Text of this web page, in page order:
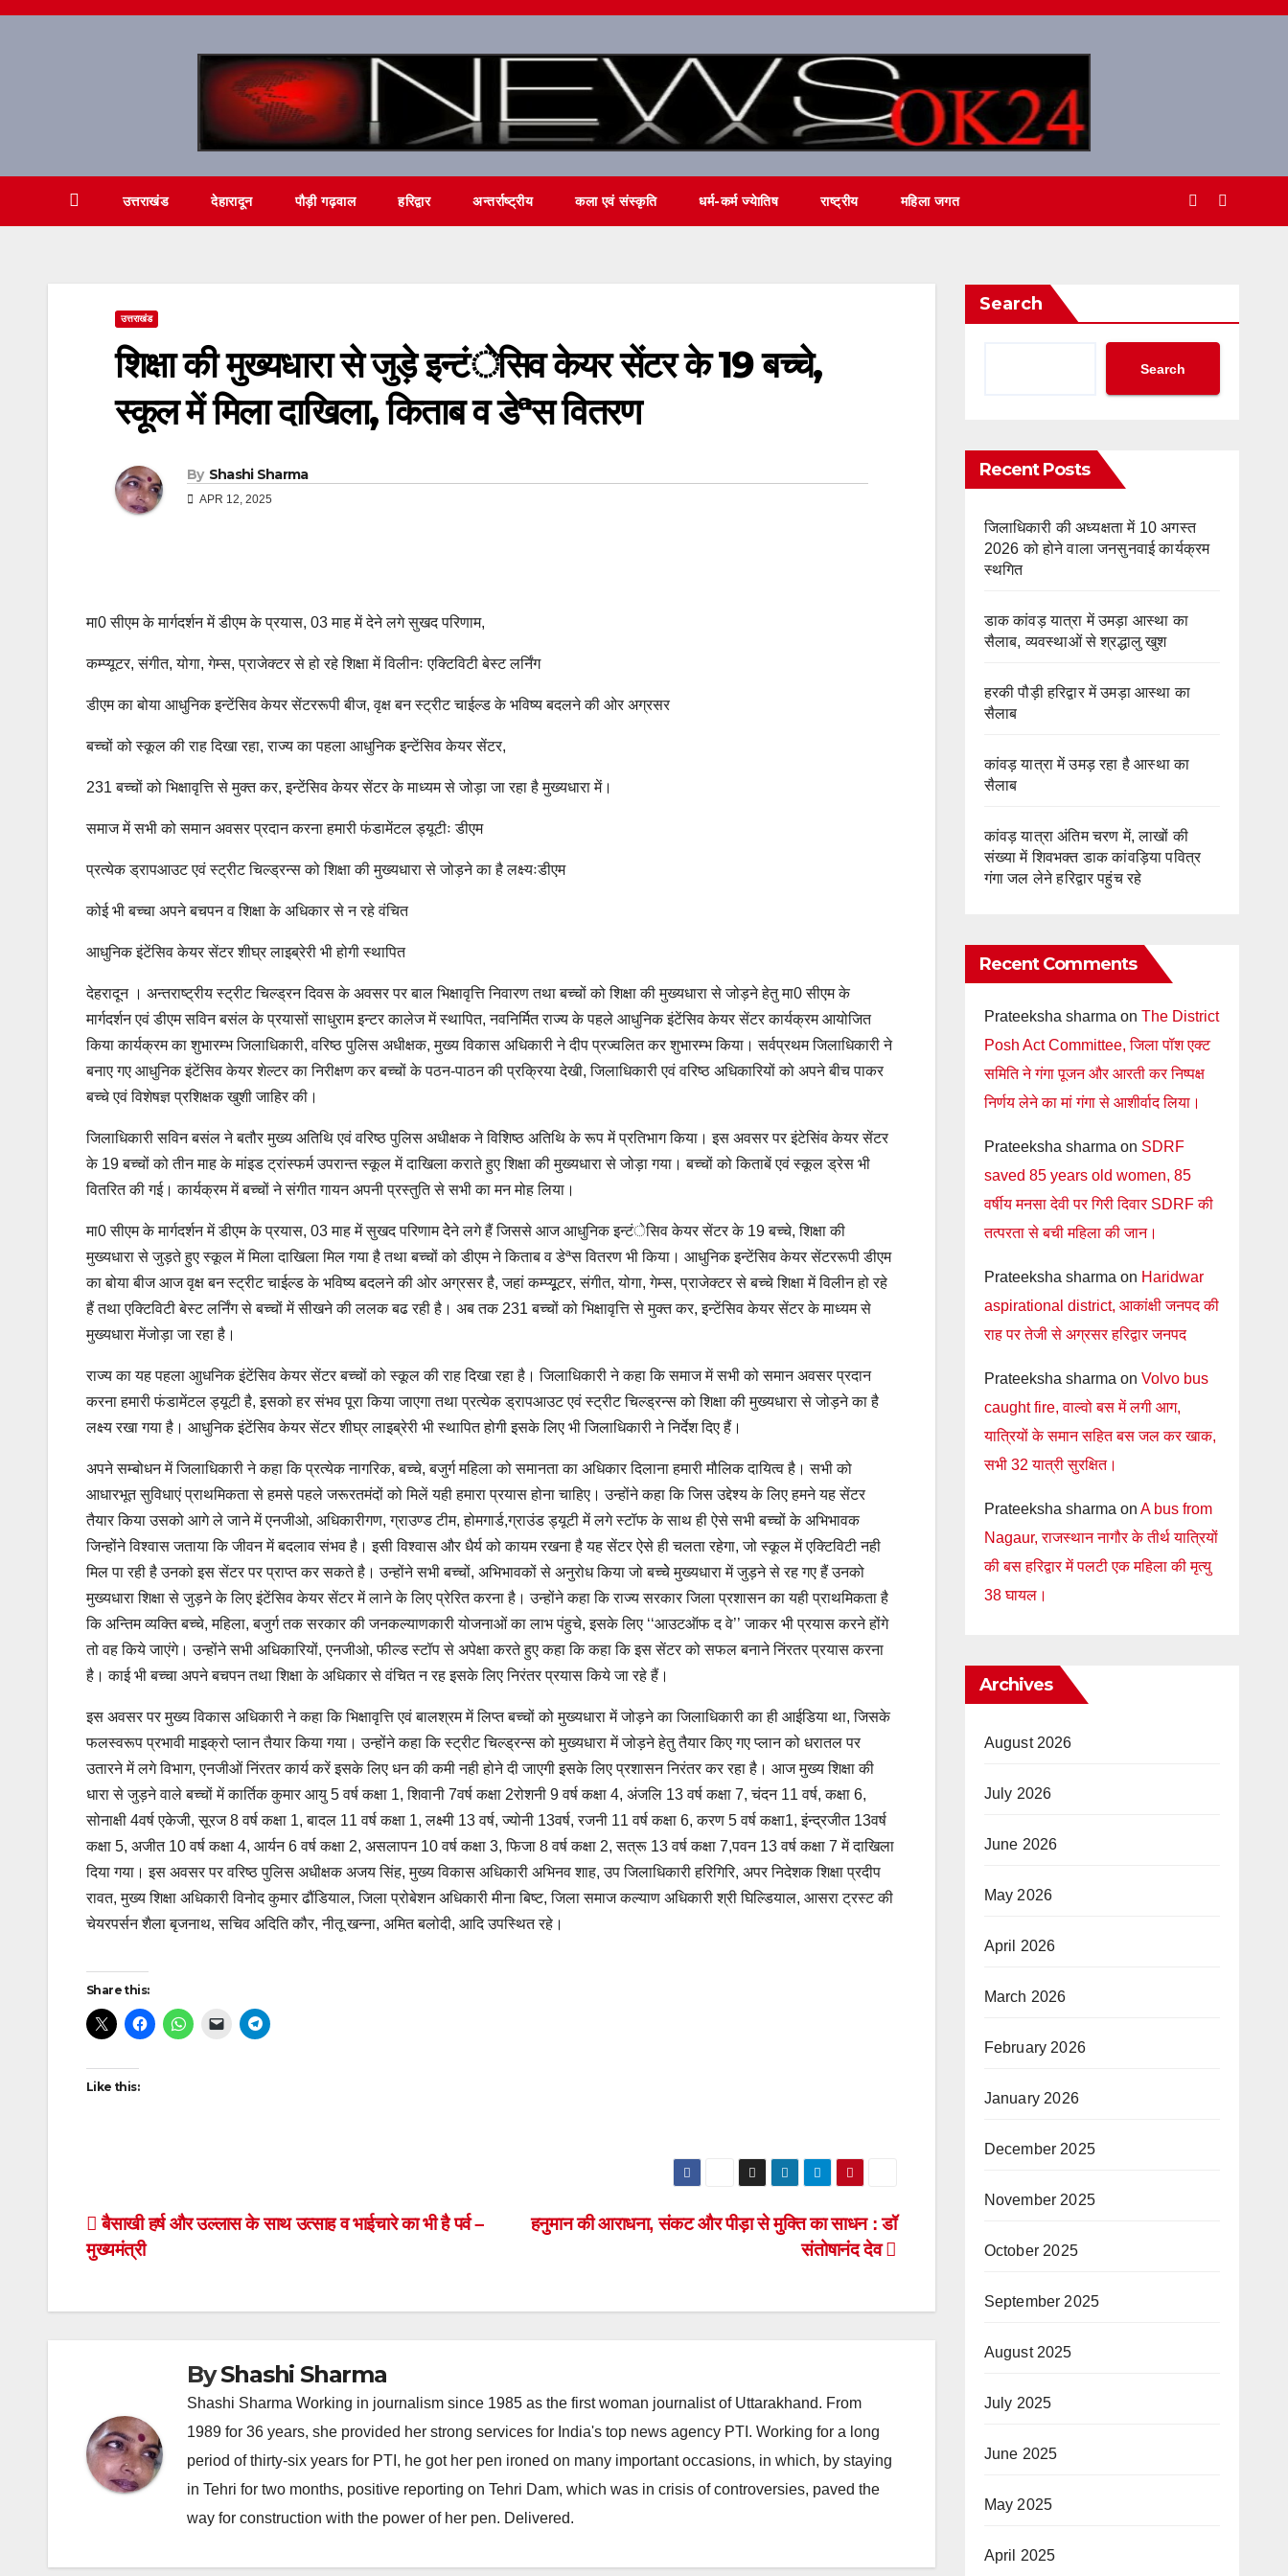
Skip
उत्तराखंड देहारादून पौड़ी गढ़वाल हरिद्वार अन्तर्राष्ट्रीय कला एवं संस्कृति धर्म-कर्म ज्येातिष राष्ट्रीय महिला जगत
उत्तराखंड
शिक्षा की मुख्यधारा से जुड़े इन्टंेसिव केयर सेंटर के 19 बच्चे,
स्कूल में मिला दाखिला, किताब व डेªस वितरण
By Shashi Sharma
APR 12, 2025
मा0 सीएम के मार्गदर्शन में डीएम के प्रयास, 03 माह में देने लगे सुखद परिणाम,
कम्प्यूटर, संगीत, योगा, गेम्स, प्राजेक्टर से हो रहे शिक्षा में विलीनः एक्टिविटी बेस्ट लर्निंग
डीएम का बोया आधुनिक इन्टेंसिव केयर सेंटररूपी बीज, वृक्ष बन स्ट्रीट चाईल्ड के भविष्य बदलने की ओर अग्रसर
बच्चों को स्कूल की राह दिखा रहा, राज्य का पहला आधुनिक इन्टेंसिव केयर सेंटर,
231 बच्चों को भिक्षावृत्ति से मुक्त कर, इन्टेंसिव केयर सेंटर के माध्यम से जोड़ा जा रहा है मुख्यधारा में।
समाज में सभी को समान अवसर प्रदान करना हमारी फंडामेंटल ड्यूटीः डीएम
प्रत्येक ड्रापआउट एवं स्ट्रीट चिल्ड्रन्स को शिक्षा की मुख्यधारा से जोड़ने का है लक्ष्यःडीएम
कोई भी बच्चा अपने बचपन व शिक्षा के अधिकार से न रहे वंचित
आधुनिक इंटेंसिव केयर सेंटर शीघ्र लाइब्रेरी भी होगी स्थापित
देहरादून । अन्तराष्ट्रीय स्ट्रीट चिल्ड्रन दिवस के अवसर पर बाल भिक्षावृत्ति निवारण तथा बच्चों को शिक्षा की मुख्यधारा से जोड़ने हेतु मा0 सीएम के
मार्गदर्शन एवं डीएम सविन बसंल के प्रयासों साधुराम इन्टर कालेज में स्थापित, नवनिर्मित राज्य के पहले आधुनिक इंटेंसिव केयर सेंटर कार्यक्रम आयोजित
किया कार्यक्रम का शुभारम्भ जिलाधिकारी, वरिष्ठ पुलिस अधीक्षक, मुख्य विकास अधिकारी ने दीप प्रज्वलित कर शुभारम्भ किया। सर्वप्रथम जिलाधिकारी ने
बनाए गए आधुनिक इंटेंसिव केयर शेल्टर का निरीक्षण कर बच्चों के पठन-पाठन की प्रक्रिया देखी, जिलाधिकारी एवं वरिष्ठ अधिकारियों को अपने बीच पाकर
बच्चे एवं विशेषज्ञ प्रशिक्षक खुशी जाहिर की।
जिलाधिकारी सविन बसंल ने बतौर मुख्य अतिथि एवं वरिष्ठ पुलिस अधीक्षक ने विशिष्ठ अतिथि के रूप में प्रतिभाग किया। इस अवसर पर इंटेसिंव केयर सेंटर
के 19 बच्चों को तीन माह के मांइड ट्रांस्फर्म उपरान्त स्कूल में दाखिला कराते हुए शिक्षा की मुख्यधारा से जोड़ा गया। बच्चों को किताबें एवं स्कूल ड्रेस भी
वितरित की गई। कार्यक्रम में बच्चों ने संगीत गायन अपनी प्रस्तुति से सभी का मन मोह लिया।
मा0 सीएम के मार्गदर्शन में डीएम के प्रयास, 03 माह में सुखद परिणाम देेने लगे हैं जिससे आज आधुनिक इन्टंेसिव केयर सेंटर के 19 बच्चे, शिक्षा की
मुख्यधारा से जुड़ते हुए स्कूल में मिला दाखिला मिल गया है तथा बच्चों को डीएम ने किताब व डेªस वितरण भी किया। आधुनिक इन्टेंसिव केयर सेंटररूपी डीएम
का बोया बीज आज वृक्ष बन स्ट्रीट चाईल्ड के भविष्य बदलने की ओर अग्रसर है, जहां कम्प्यूूटर, संगीत, योगा, गेम्स, प्राजेक्टर से बच्चे शिक्षा में विलीन हो रहे
हैं तथा एक्टिविटी बेस्ट लर्निंग से बच्चों में सीखने की ललक बढ रही है। अब तक 231 बच्चों को भिक्षावृत्ति से मुक्त कर, इन्टेंसिव केयर सेंटर के माध्यम से
मुख्यधारा मेंजोड़ा जा रहा है।
राज्य का यह पहला आुधनिक इंटेंसिव केयर सेंटर बच्चों को स्कूल की राह दिखा रहा है। जिलाधिकारी ने कहा कि समाज में सभी को समान अवसर प्रदान
करना हमारी फंडामेंटल ड्यूटी है, इसको हर संभव पूरा किया जाएगा तथा प्रत्येक ड्रापआउट एवं स्ट्रीट चिल्ड्रन्स को शिक्षा की मुख्यधारा से जोड़ने का है
लक्ष्य रखा गया है। आधुनिक इंटेंसिव केयर सेंटर शीघ्र लाइब्रेरी भी स्थापित होगी इसके लिए भी जिलाधिकारी ने निर्देश दिए हैं।
अपने सम्बोधन में जिलाधिकारी ने कहा कि प्रत्येक नागरिक, बच्चे, बजुर्ग महिला को समानता का अधिकार दिलाना हमारी मौलिक दायित्व है। सभी को
आधारभूत सुविधाएं प्राथमिकता से हमसे पहले जरूरतमंदों को मिलें यही हमारा प्रयास होना चाहिए। उन्होंने कहा कि जिस उद्देश्य के लिए हमने यह सेंटर
तैयार किया उसको आगे ले जाने में एनजीओ, अधिकारीगण, ग्राउण्ड टीम, होमगार्ड,ग्राउंड ड्यूटी में लगे स्टॉफ के साथ ही ऐसे सभी बच्चों के अभिभावक
जिन्होंने विश्वास जताया कि जीवन में बदलाव संभव है। इसी विश्वास और धैर्य को कायम रखना है यह सेंटर ऐसे ही चलता रहेगा, जो स्कूल में एक्टिविटी नही
मिल पा रही है उनको इस सेंटर पर प्राप्त कर सकते है। उन्होंने सभी बच्चों, अभिभावकों से अनुरोध किया जो बच्चेे मुख्यधारा में जुड़ने से रह गए हैं उनको
मुख्यधारा शिक्षा से जुड़ने के लिए इंटेंसिव केयर सेंटर में लाने के लिए प्रेरित करना है। उन्होंने कहा कि राज्य सरकार जिला प्रशासन का यही प्राथमिकता है
कि अन्तिम व्यक्ति बच्चे, महिला, बजुर्ग तक सरकार की जनकल्याणकारी योजनाओं का लाभ पंहुचे, इसके लिए ‘‘आउटऑफ द वे’’ जाकर भी प्रयास करने होंगे
तो वह किये जाएंगे। उन्होंने सभी अधिकारियों, एनजीओ, फील्ड स्टॉप से अपेक्षा करते हुए कहा कि कहा कि इस सेंटर को सफल बनाने निंरतर प्रयास करना
है। काई भी बच्चा अपने बचपन तथा शिक्षा के अधिकार से वंचित न रह इसके लिए निरंतर प्रयास किये जा रहे हैं।
इस अवसर पर मुख्य विकास अधिकारी ने कहा कि भिक्षावृत्ति एवं बालश्रम में लिप्त बच्चों को मुख्यधारा में जोड़ने का जिलाधिकारी का ही आईडिया था, जिसके
फलस्वरूप प्रभावी माइक्रो प्लान तैयार किया गया। उन्होंने कहा कि स्ट्रीट चिल्ड्रन्स को मुख्यधारा में जोड़ने हेतु तैयार किए गए प्लान को धरातल पर
उतारने में लगे विभाग, एनजीओं निंरतर कार्य करें इसके लिए धन की कमी नही होने दी जाएगी इसके लिए प्रशासन निरंतर कर रहा है। आज मुख्य शिक्षा की
धारा से जुड़ने वाले बच्चों में कार्तिक कुमार आयु 5 वर्ष कक्षा 1, शिवानी 7वर्ष कक्षा 2रोशनी 9 वर्ष कक्षा 4, अंजलि 13 वर्ष कक्षा 7, चंदन 11 वर्ष, कक्षा 6,
सोनाक्षी 4वर्ष एकेजी, सूरज 8 वर्ष कक्षा 1, बादल 11 वर्ष कक्षा 1, लक्ष्मी 13 वर्ष, ज्योनी 13वर्ष, रजनी 11 वर्ष कक्षा 6, करण 5 वर्ष कक्षा1, इंन्द्रजीत 13वर्ष
कक्षा 5, अजीत 10 वर्ष कक्षा 4, आर्यन 6 वर्ष कक्षा 2, असलापन 10 वर्ष कक्षा 3, फिजा 8 वर्ष कक्षा 2, सत्रू 13 वर्ष कक्षा 7,पवन 13 वर्ष कक्षा 7 में दाखिला
दिया गया। इस अवसर पर वरिष्ठ पुलिस अधीक्षक अजय सिंह, मुख्य विकास अधिकारी अभिनव शाह, उप जिलाधिकारी हरिगिरि, अपर निदेशक शिक्षा प्रदीप
रावत, मुख्य शिक्षा अधिकारी विनोद कुमार ढौंडियाल, जिला प्रोबेशन अधिकारी मीना बिष्ट, जिला समाज कल्याण अधिकारी श्री घिल्डियाल, आसरा ट्रस्ट की
चेयरपर्सन शैला बृजनाथ, सचिव अदिति कौर, नीतू खन्ना, अमित बलोदी, आदि उपस्थित रहे।
Continue
Reading
Share this:
Like this:
Post
navigation
हनुमान की आराधना, संकट और पीड़ा से मुक्ति का साधन : डॉ
संतोषानंद देव
बैसाखी हर्ष और उल्लास के साथ उत्साह व भाईचारे का भी है पर्व –
मुख्यमंत्री
ByShashi Sharma
Shashi Sharma Working in journalism since 1985 as the first woman journalist of Uttarakhand. From
1989 for 36 years, she provided her strong services for India's top news agency PTI. Working for a long
period of thirty-six years for PTI, he got her pen ironed on many important occasions, in which, by staying
in Tehri for two months, positive reporting on Tehri Dam, which was in crisis of controversies, paved the
way for construction with the power of her pen. Delivered.
Search
Search
Recent Posts
जिलाधिकारी की अध्यक्षता में 10 अगस्त
2026 को होने वाला जनसुनवाई कार्यक्रम
स्थगित
डाक कांवड़ यात्रा में उमड़ा आस्था का
सैलाब, व्यवस्थाओं से श्रद्धालु खुश
हरकी पौड़ी हरिद्वार में उमड़ा आस्था का
सैलाब
कांवड़ यात्रा में उमड़ रहा है आस्था का
सैलाब
कांवड़ यात्रा अंतिम चरण में, लाखों की
संख्या में शिवभक्त डाक कांवड़िया पवित्र
गंगा जल लेने हरिद्वार पहुंच रहे
Recent Comments
Prateeksha sharma on The District
Posh Act Committee, जिला पॉश एक्ट
समिति ने गंगा पूजन और आरती कर निष्पक्ष
निर्णय लेने का मां गंगा से आशीर्वाद लिया।
Prateeksha sharma on SDRF
saved 85 years old women, 85
वर्षीय मनसा देवी पर गिरी दिवार SDRF की
तत्परता से बची महिला की जान।
Prateeksha sharma on Haridwar
aspirational district, आकांक्षी जनपद की
राह पर तेजी से अग्रसर हरिद्वार जनपद
Prateeksha sharma on Volvo bus
caught fire, वाल्वो बस में लगी आग,
यात्रियों के समान सहित बस जल कर खाक,
सभी 32 यात्री सुरक्षित।
Prateeksha sharma on A bus from
Nagaur, राजस्थान नागौर के तीर्थ यात्रियों
की बस हरिद्वार में पलटी एक महिला की मृत्यु
38 घायल।
Archives
August 2026
July 2026
June 2026
May 2026
April 2026
March 2026
February 2026
January 2026
December 2025
November 2025
October 2025
September 2025
August 2025
July 2025
June 2025
May 2025
April 2025